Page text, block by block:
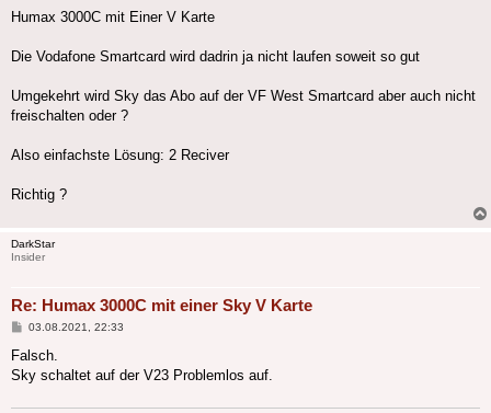
Humax 3000C mit Einer V Karte
Die Vodafone Smartcard wird dadrin ja nicht laufen soweit so gut
Umgekehrt wird Sky das Abo auf der VF West Smartcard aber auch nicht
freischalten oder ?
Also einfachste Lösung: 2 Reciver
Richtig ?
DarkStar
Insider
Re: Humax 3000C mit einer Sky V Karte
Beitrag
03.08.2021, 22:33
Falsch.
Sky schaltet auf der V23 Problemlos auf.